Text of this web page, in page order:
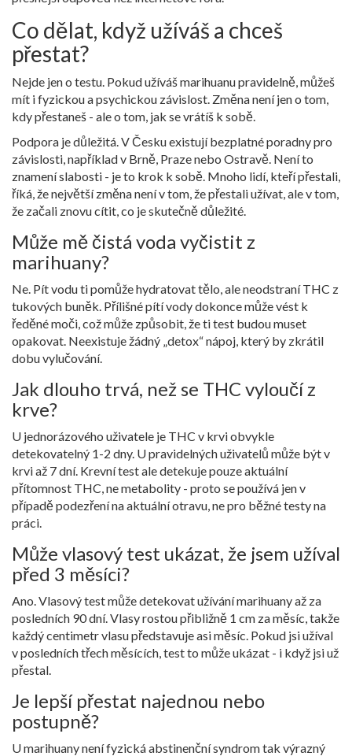
Co dělat, když užíváš a chceš
přestat?
Nejde jen o testu. Pokud užíváš marihuanu pravidelně, můžeš
mít i fyzickou a psychickou závislost. Změna není jen o tom,
kdy přestaneš - ale o tom, jak se vrátíš k sobě.
Podpora je důležitá. V Česku existují bezplatné poradny pro
závislosti, například v Brně, Praze nebo Ostravě. Není to
znamení slabosti - je to krok k sobě. Mnoho lidí, kteří přestali,
říká, že největší změna není v tom, že přestali užívat, ale v tom,
že začali znovu cítit, co je skutečně důležité.
Může mě čistá voda vyčistit z
marihuany?
Ne. Pít vodu ti pomůže hydratovat tělo, ale neodstraní THC z
tukových buněk. Přílišné pítí vody dokonce může vést k
ředěné moči, což může způsobit, že ti test budou muset
opakovat. Neexistuje žádný „detox“ nápoj, který by zkrátil
dobu vylučování.
Jak dlouho trvá, než se THC vyloučí z
krve?
U jednorázového uživatele je THC v krvi obvykle
detekovatelný 1-2 dny. U pravidelných uživatelů může být v
krvi až 7 dní. Krevní test ale detekuje pouze aktuální
přítomnost THC, ne metabolity - proto se používá jen v
případě podezření na aktuální otravu, ne pro běžné testy na
práci.
Může vlasový test ukázat, že jsem užíval
před 3 měsíci?
Ano. Vlasový test může detekovat užívání marihuany až za
posledních 90 dní. Vlasy rostou přibližně 1 cm za měsíc, takže
každý centimetr vlasu představuje asi měsíc. Pokud jsi užíval
v posledních třech měsících, test to může ukázat - i když jsi už
přestal.
Je lepší přestat najednou nebo
postupně?
U marihuany není fyzická abstinenční syndrom tak výrazný